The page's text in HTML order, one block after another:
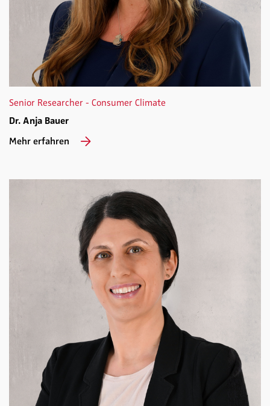
Senior Researcher - Consumer Climate
Dr. Anja Bauer
Mehr erfahren